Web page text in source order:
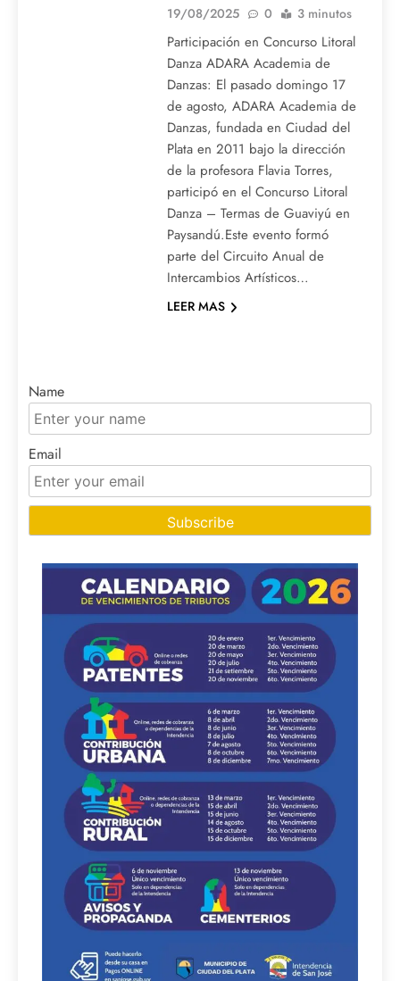
19/08/2025
0 3 minutos
Participación en Concurso Litoral
Danza ADARA Academia de
Danzas: El pasado domingo 17
de agosto, ADARA Academia de
Danzas, fundada en Ciudad del
Plata en 2011 bajo la dirección
de la profesora Flavia Torres,
participó en el Concurso Litoral
Danza – Termas de Guaviyú en
Paysandú.Este evento formó
parte del Circuito Anual de
Intercambios Artísticos…
LEER MAS
Name
Email